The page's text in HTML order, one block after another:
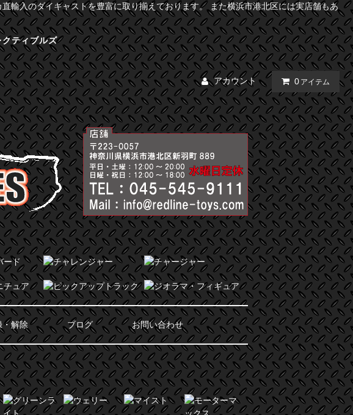
輸入のダイキャストを豊富に取り揃えております。 また横浜市港北区には実店舗もあ
ティブルズ
アカウント 0 アイテム
・解除 ブログ お問い合わせ